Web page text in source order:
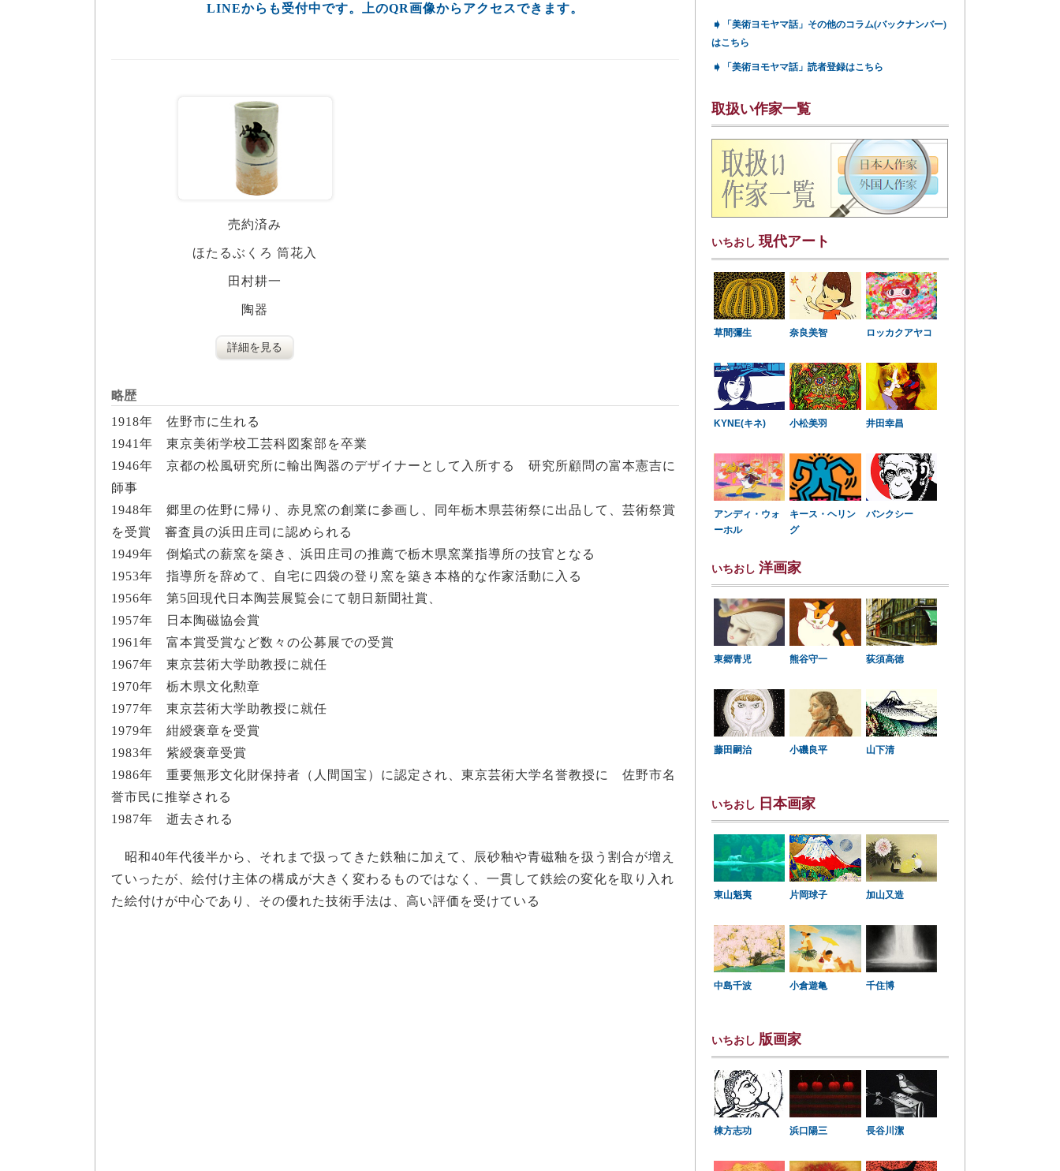
LINEからも受付中です。上のQR画像からアクセスできます。
売約済み
ほたるぶくろ 筒花入
田村耕一
陶器
詳細を見る
略歴
1918年 佐野市に生れる
1941年 東京美術学校工芸科図案部を卒業
1946年 京都の松風研究所に輸出陶器のデザイナーとして入所する 研究所顧問の富本憲吉に
師事
1948年 郷里の佐野に帰り、赤見窯の創業に参画し、同年栃木県芸術祭に出品して、芸術祭賞
を受賞 審査員の浜田庄司に認められる
1949年 倒焔式の薪窯を築き、浜田庄司の推薦で栃木県窯業指導所の技官となる
1953年 指導所を辞めて、自宅に四袋の登り窯を築き本格的な作家活動に入る
1956年 第5回現代日本陶芸展覧会にて朝日新聞社賞、
1957年 日本陶磁協会賞
1961年 富本賞受賞など数々の公募展での受賞
1967年 東京芸術大学助教授に就任
1970年 栃木県文化勲章
1977年 東京芸術大学助教授に就任
1979年 紺綬褒章を受賞
1983年 紫綬褒章受賞
1986年 重要無形文化財保持者（人間国宝）に認定され、東京芸術大学名誉教授に 佐野市名
誉市民に推挙される
1987年 逝去される
昭和40年代後半から、それまで扱ってきた鉄釉に加えて、辰砂釉や青磁釉を扱う割合が増え
ていったが、絵付け主体の構成が大きく変わるものではなく、一貫して鉄絵の変化を取り入れ
た絵付けが中心であり、その優れた技術手法は、高い評価を受けている
➧
「美術ヨモヤマ話」その他のコラム(バックナンバー)
はこちら
➧ 「美術ヨモヤマ話」読者登録はこちら
取扱い作家一覧
いちおし 現代アート
草間彌生 奈良美智 ロッカクアヤコ
KYNE(キネ) 小松美羽 井田幸昌
アンディ・ウォ
ーホル
キース・ヘリン
グ
バンクシー
いちおし 洋画家
東郷青児 熊谷守一 荻須高徳
藤田嗣治 小磯良平 山下清
いちおし 日本画家
東山魁夷 片岡球子 加山又造
中島千波 小倉遊亀 千住博
いちおし 版画家
棟方志功 浜口陽三 長谷川潔